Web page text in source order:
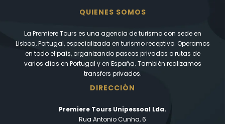
QUIENES SOMOS
La Premiere Tours es una agencia de turismo con sede en
Lisboa, Portugal, especializada en turismo receptivo. Operamos
en todo el país, organizando paseos privados o rutas de
varios días en Portugal y en España. También realizamos
transfers privados.
DIRECCIÓN
Premiere Tours Unipessoal Lda.
Rua Antonio Cunha, 6